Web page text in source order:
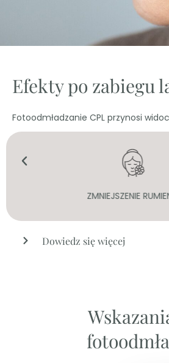
Efekty po zabiegu
Fotoodmładzanie CPL przynosi
ZMNIEJSZENIE
Dowiedz się więcej